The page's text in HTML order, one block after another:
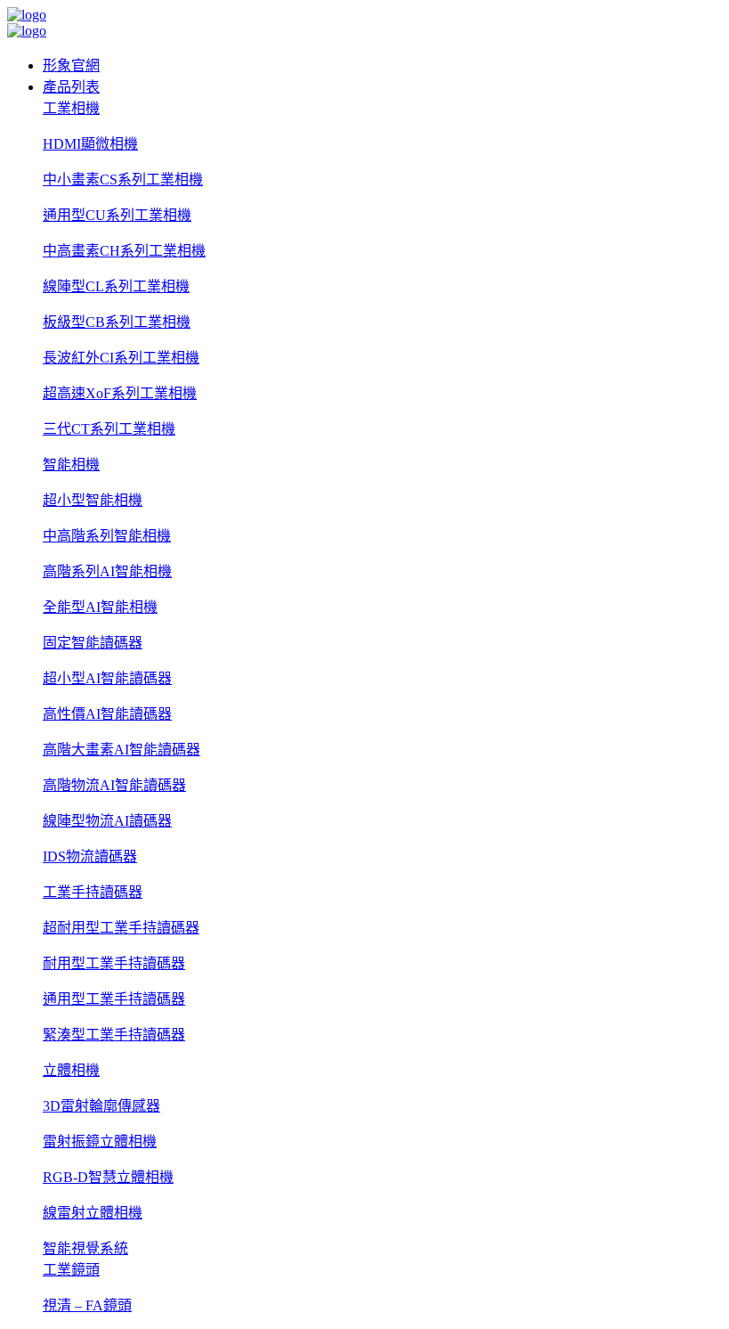
形象官網
產品列表
工業相機
HDMI顯微相機
中小畫素CS系列工業相機
通用型CU系列工業相機
中高畫素CH系列工業相機
線陣型CL系列工業相機
板級型CB系列工業相機
長波紅外CI系列工業相機
超高速XoF系列工業相機
三代CT系列工業相機
智能相機
超小型智能相機
中高階系列智能相機
高階系列AI智能相機
全能型AI智能相機
固定智能讀碼器
超小型AI智能讀碼器
高性價AI智能讀碼器
高階大畫素AI智能讀碼器
高階物流AI智能讀碼器
線陣型物流AI讀碼器
IDS物流讀碼器
工業手持讀碼器
超耐用型工業手持讀碼器
耐用型工業手持讀碼器
通用型工業手持讀碼器
緊湊型工業手持讀碼器
立體相機
3D雷射輪廓傳感器
雷射振鏡立體相機
RGB-D智慧立體相機
線雷射立體相機
智能視覺系統
工業鏡頭
視清 – FA鏡頭